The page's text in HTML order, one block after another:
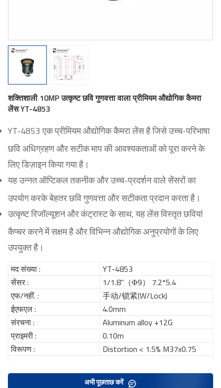
शक्तिशाली 10MP उत्कृष्ट छवि गुणवत्ता वाला प्रीमियम औद्योगिक कैमरा
लेंस YT-4853
YT-4853 एक प्रीमियम औद्योगिक कैमरा लेंस है जिसे उच्च-परिभाषा
छवि अधिग्रहण और सटीक माप की आवश्यकताओं को पूरा करने के
लिए डिज़ाइन किया गया है।
यह उन्नत ऑप्टिकल तकनीक और उच्च-प्रदर्शन वाले सेंसरों का
उपयोग करके बेहतर छवि गुणवत्ता और सटीकता प्रदान करता है।
उत्कृष्ट रिजॉल्यूशन और कंट्रास्ट के साथ, यह लेंस विस्तृत छवियां
कैप्चर करने में सक्षम है और विभिन्न औद्योगिक अनुप्रयोगों के लिए
उपयुक्त है।
मद संख्या :
YT-4853
सेंसर :
1/1.8"（Φ9） 7.2*5.4
एफ/नहीं. :
手动/锁紧(W/Lock)
ईएफएल :
4.0mm
संरचना :
Aluminum alloy +12G
प्राइमरी :
0.10m
विरूपण :
Distortion < 1.5% M37x0.75
अभी पूछताछ करें